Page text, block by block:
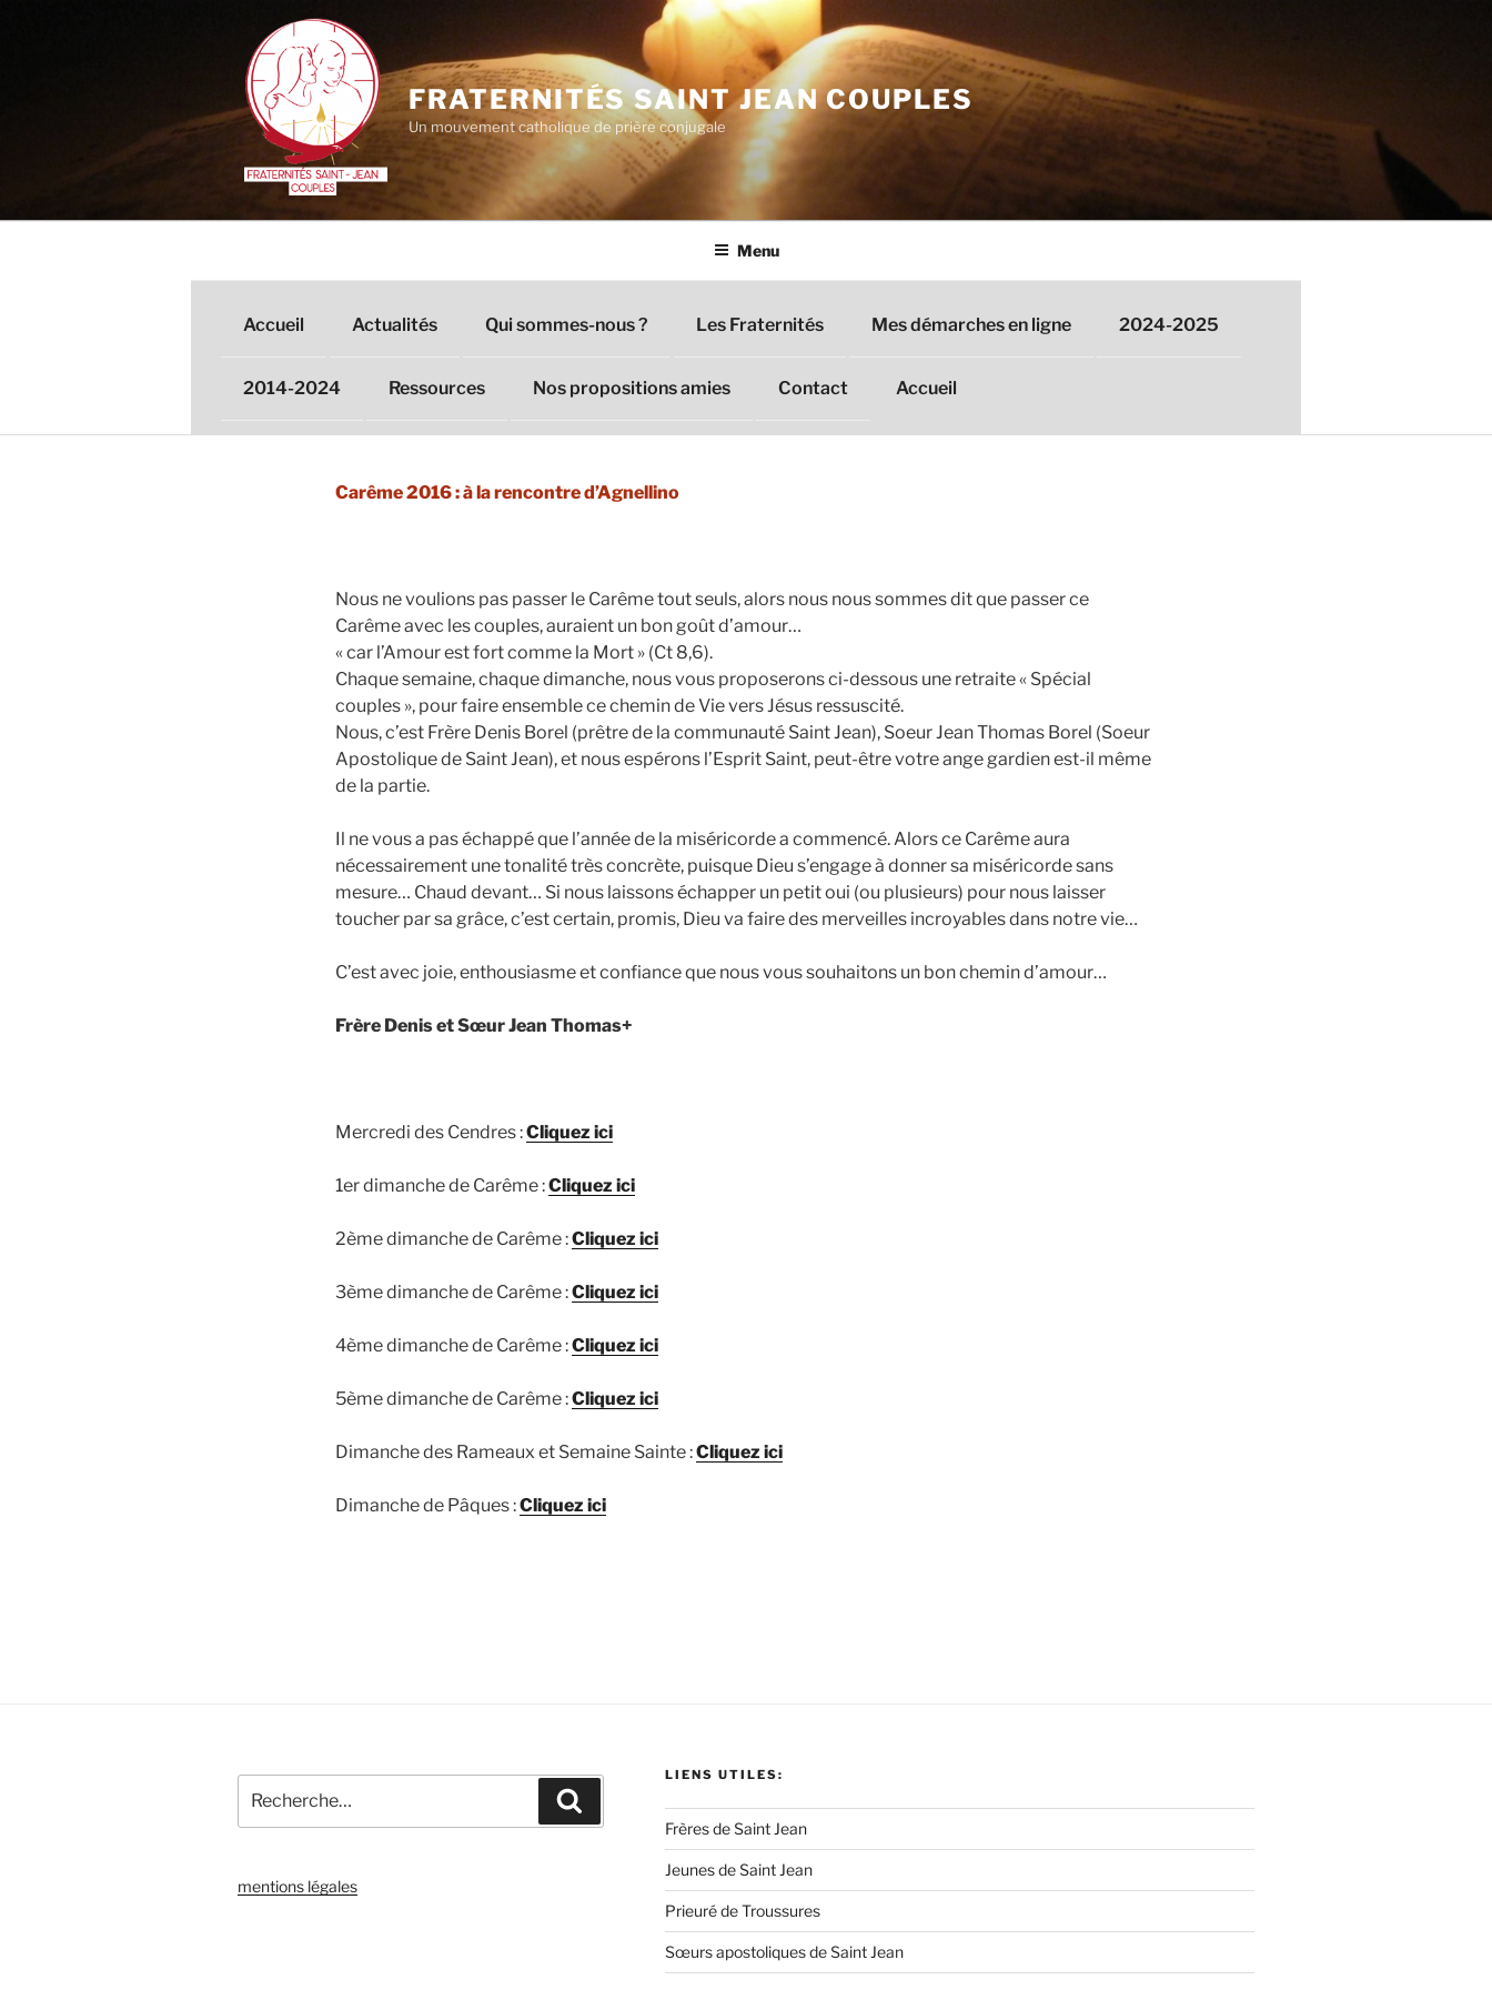
FRATERNITÉS SAINT JEAN COUPLES
Un mouvement catholique de prière conjugale
Menu
Accueil Actualités Qui sommes-nous ? Les Fraternités Mes démarches en ligne 2024-2025
2014-2024 Ressources Nos propositions amies Contact Accueil
Carême 2016 : à la rencontre d’Agnellino
Nous ne voulions pas passer le Carême tout seuls, alors nous nous sommes dit que passer ce
Carême avec les couples, auraient un bon goût d’amour…
« car l’Amour est fort comme la Mort » (Ct 8,6).
Chaque semaine, chaque dimanche, nous vous proposerons ci-dessous une retraite « Spécial
couples », pour faire ensemble ce chemin de Vie vers Jésus ressuscité.
Nous, c’est Frère Denis Borel (prêtre de la communauté Saint Jean), Soeur Jean Thomas Borel (Soeur
Apostolique de Saint Jean), et nous espérons l’Esprit Saint, peut-être votre ange gardien est-il même
de la partie.
Il ne vous a pas échappé que l’année de la miséricorde a commencé. Alors ce Carême aura
nécessairement une tonalité très concrète, puisque Dieu s’engage à donner sa miséricorde sans
mesure… Chaud devant… Si nous laissons échapper un petit oui (ou plusieurs) pour nous laisser
toucher par sa grâce, c’est certain, promis, Dieu va faire des merveilles incroyables dans notre vie…
C’est avec joie, enthousiasme et confiance que nous vous souhaitons un bon chemin d’amour…
Frère Denis et Sœur Jean Thomas+
Mercredi des Cendres :Cliquez ici
1er dimanche de Carême :Cliquez ici
2ème dimanche de Carême :Cliquez ici
3ème dimanche de Carême :Cliquez ici
4ème dimanche de Carême :Cliquez ici
5ème dimanche de Carême :Cliquez ici
Dimanche des Rameaux et Semaine Sainte :Cliquez ici
Dimanche de Pâques :Cliquez ici
pour
:
mentions légales
LIENS UTILES:
Frères de Saint Jean
Jeunes de Saint Jean
Prieuré de Troussures
Sœurs apostoliques de Saint Jean